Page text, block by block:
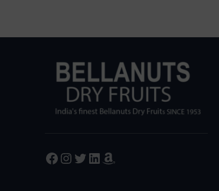
Facebook
Instagram
Twitter
LinkedIn
Amazon